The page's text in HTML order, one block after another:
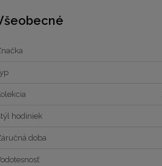
hodiniek
doba